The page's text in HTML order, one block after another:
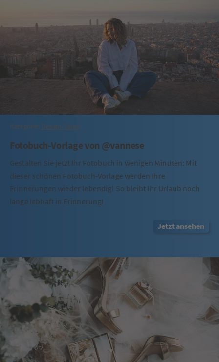
Kategorie: Design-Tipps
Fotobuch-Vorlage von @vannese
Gestalten Sie jetzt Ihr Fotobuch in wenigen Minuten: Mit
dieser schönen Fotobuch-Vorlage werden Ihre
Erinnerungen wieder lebendig! So bleibt Ihr Urlaub noch
lange lebhaft in Erinnerung!
Jetzt ansehen